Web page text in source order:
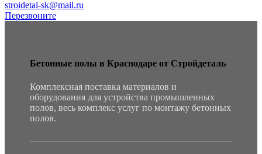
stroidetal-sk@mail.ru
Перезвоните
Бетонные полы в Краснодаре от Стройдеталь
Комплексная поставка материалов и
оборудования для устройства промышленных
полов, весь комплекс услуг по монтажу бетонных
полов.